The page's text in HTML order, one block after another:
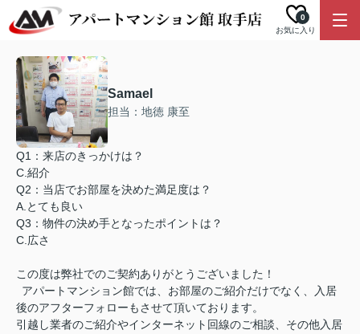
お気に入り
0
Samael
担当：地徳 康至
Q1：来店のきっかけは？
C.紹介
Q2：当店でお部屋を決めた満足度は？
A.とても良い
Q3：物件の決め手となったポイントは？
C.広さ
この度は弊社でのご契約ありがとうございました！
アパートマンション館では、お部屋のご紹介だけでなく、入居
後のアフターフォローもさせて頂いております。
引越し業者のご紹介やインターネット回線のご相談、その他入居